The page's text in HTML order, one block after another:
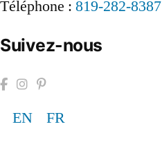
Téléphone : 819-282-8387
Suivez-nous
EN FR